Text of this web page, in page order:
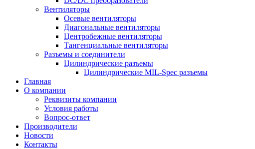
Вентиляторы
Осевые вентиляторы
Диагональные вентиляторы
Центробежные вентиляторы
Тангенциальные вентиляторы
Разъемы и соединители
Цилиндрические разъемы
Цилиндрические MIL-Spec разъемы
Главная
О компании
Реквизиты компании
Условия работы
Вопрос-ответ
Производители
Новости
Контакты